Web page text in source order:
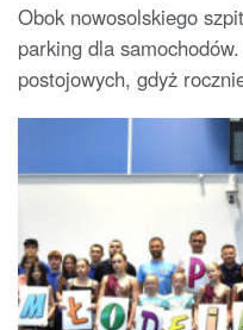
Obok nowosolskiego
parking dla
postojowych, gdyż